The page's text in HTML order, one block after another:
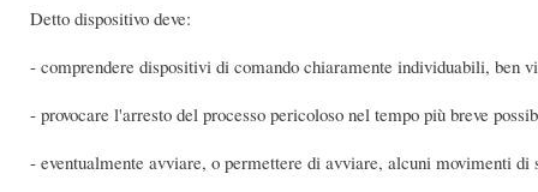
Detto dispositivo deve:
- comprendere dispositivi di comando chiaramente individuabili, ben
- provocare l'arresto del processo pericoloso nel tempo più breve
- eventualmente avviare, o permettere di avviare, alcuni movimenti di